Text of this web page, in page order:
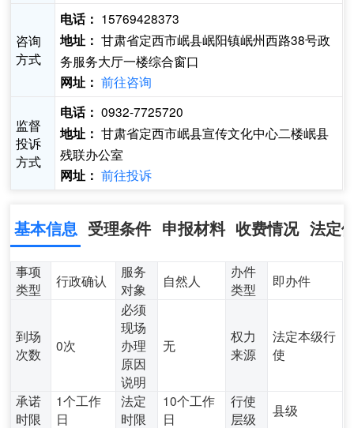
咨询
方式
电话： 15769428373
地址： 甘肃省定西市岷县岷阳镇岷州西路38号政
务服务大厅一楼综合窗口
网址： 前往咨询
监督
投诉
方式
电话： 0932-7725720
地址： 甘肃省定西市岷县宣传文化中心二楼岷县
残联办公室
网址： 前往投诉
基本信息 受理条件 申报材料 收费情况 法定
事项
类型
行政确认
服务
对象
自然人
办件
类型
即办件
到场
次数
0次
必须
现场
办理
原因
说明
无
权力
来源
法定本级行
使
承诺
时限
1个工作
日
法定
时限
10个工作
日
行使
层级
县级